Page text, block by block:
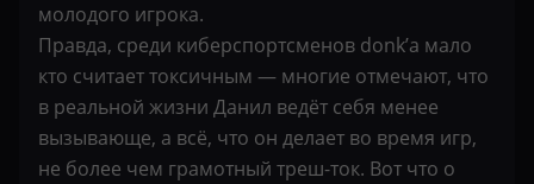
молодого игрока.
Правда, среди киберспортсменов donk’а мало
кто считает токсичным — многие отмечают, что
в реальной жизни Данил ведёт себя менее
вызывающе, а всё, что он делает во время игр,
не более чем грамотный треш-ток. Вот что о